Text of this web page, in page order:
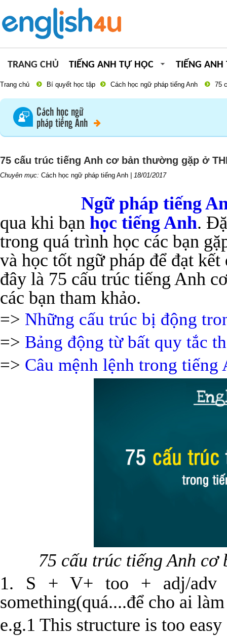
TRANG CHỦ TIẾNG ANH TỰ HỌC TIẾNG ANH
Trang chủ Bí quyết học tập Cách học ngữ pháp tiếng Anh 75
Cách học ngữ
pháp tiếng Anh
75 cấu trúc tiếng Anh cơ bản thường gặp ở
Chuyên mục: Cách học ngữ pháp tiếng Anh 18/01/2017
Ngữ pháp tiếng
qua khi bạn học tiếng Anh.
trong quá trình học các bạn
và học tốt ngữ pháp để đạt
đây là 75 cấu trúc tiếng Anh
các bạn tham khảo.
=> Những cấu trúc bị động
=> Bảng động từ bất quy tắc
=> Câu mệnh lệnh trong tiếng
75 cấu trúc tiếng Anh
1. S + V+ too + adj/adv
something(quá....để cho ai
e.g.1 This structure is too